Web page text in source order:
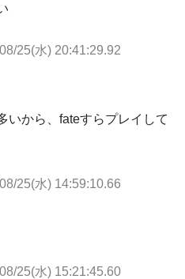
25(水) 20:41:29.92
いから、fateすらプレイして
25(水) 14:59:10.66
25(水) 15:21:45.60